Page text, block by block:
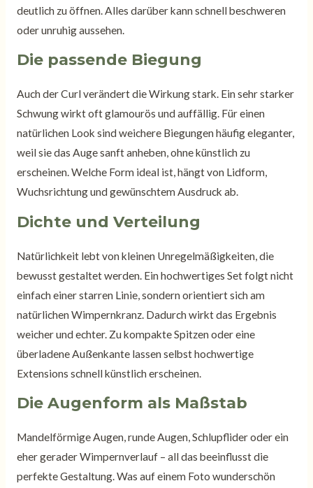
deutlich zu öffnen. Alles darüber kann schnell beschweren
oder unruhig aussehen.
Die passende Biegung
Auch der Curl verändert die Wirkung stark. Ein sehr starker
Schwung wirkt oft glamourös und auffällig. Für einen
natürlichen Look sind weichere Biegungen häufig eleganter,
weil sie das Auge sanft anheben, ohne künstlich zu
erscheinen. Welche Form ideal ist, hängt von Lidform,
Wuchsrichtung und gewünschtem Ausdruck ab.
Dichte und Verteilung
Natürlichkeit lebt von kleinen Unregelmäßigkeiten, die
bewusst gestaltet werden. Ein hochwertiges Set folgt nicht
einfach einer starren Linie, sondern orientiert sich am
natürlichen Wimpernkranz. Dadurch wirkt das Ergebnis
weicher und echter. Zu kompakte Spitzen oder eine
überladene Außenkante lassen selbst hochwertige
Extensions schnell künstlich erscheinen.
Die Augenform als Maßstab
Mandelförmige Augen, runde Augen, Schlupflider oder ein
eher gerader Wimpernverlauf – all das beeinflusst die
perfekte Gestaltung. Was auf einem Foto wunderschön